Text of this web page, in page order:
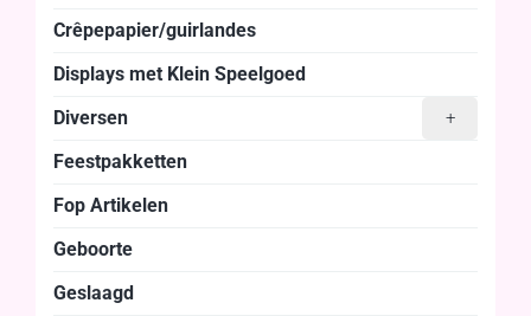
Crêpepapier/guirlandes
Displays met Klein Speelgoed
+
Diversen
Feestpakketten
Fop Artikelen
Geboorte
Geslaagd